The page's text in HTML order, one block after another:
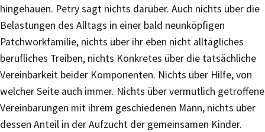
hingehauen. Petry sagt nichts darüber. Auch nichts über die
Belastungen des Alltags in einer bald neunköpfigen
Patchworkfamilie, nichts über ihr eben nicht alltägliches
berufliches Treiben, nichts Konkretes über die tatsächliche
Vereinbarkeit beider Komponenten. Nichts über Hilfe, von
welcher Seite auch immer. Nichts über vermutlich getroffene
Vereinbarungen mit ihrem geschiedenen Mann, nichts über
dessen Anteil in der Aufzucht der gemeinsamen Kinder.